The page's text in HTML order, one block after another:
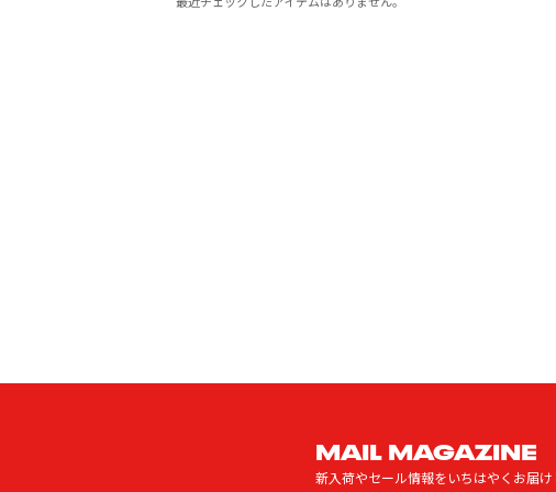
MAIL MAGAZINE
新入荷やセール情報をいちはやくお届け